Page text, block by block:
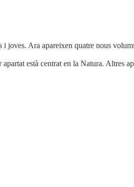
Ara apareixen quatre nous
està centrat en la Natura. Altres